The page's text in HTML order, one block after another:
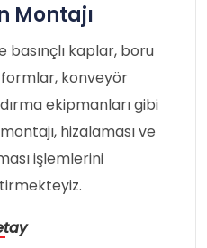
Montajı
basınçlı kaplar, boru
konveyör
ekipmanları gibi
hizalaması ve
işlemlerini